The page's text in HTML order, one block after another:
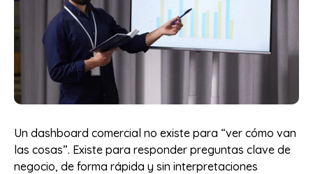
Un dashboard comercial no existe para “ver cómo van
las cosas”. Existe para responder preguntas clave de
negocio, de forma rápida y sin interpretaciones